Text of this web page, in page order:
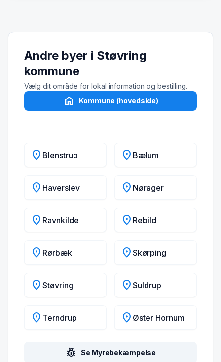
Andre byer i Støvring
kommune
Vælg dit område for lokal information og bestilling.
home Kommune (hovedside)
location_on Blenstrup location_on Bælum
location_on Haverslev location_on Nørager
location_on Ravnkilde location_on Rebild
location_on Rørbæk location_on Skørping
location_on Støvring location_on Suldrup
location_on Terndrup location_on Øster Hornum
pest_control Se Myrebekæmpelse